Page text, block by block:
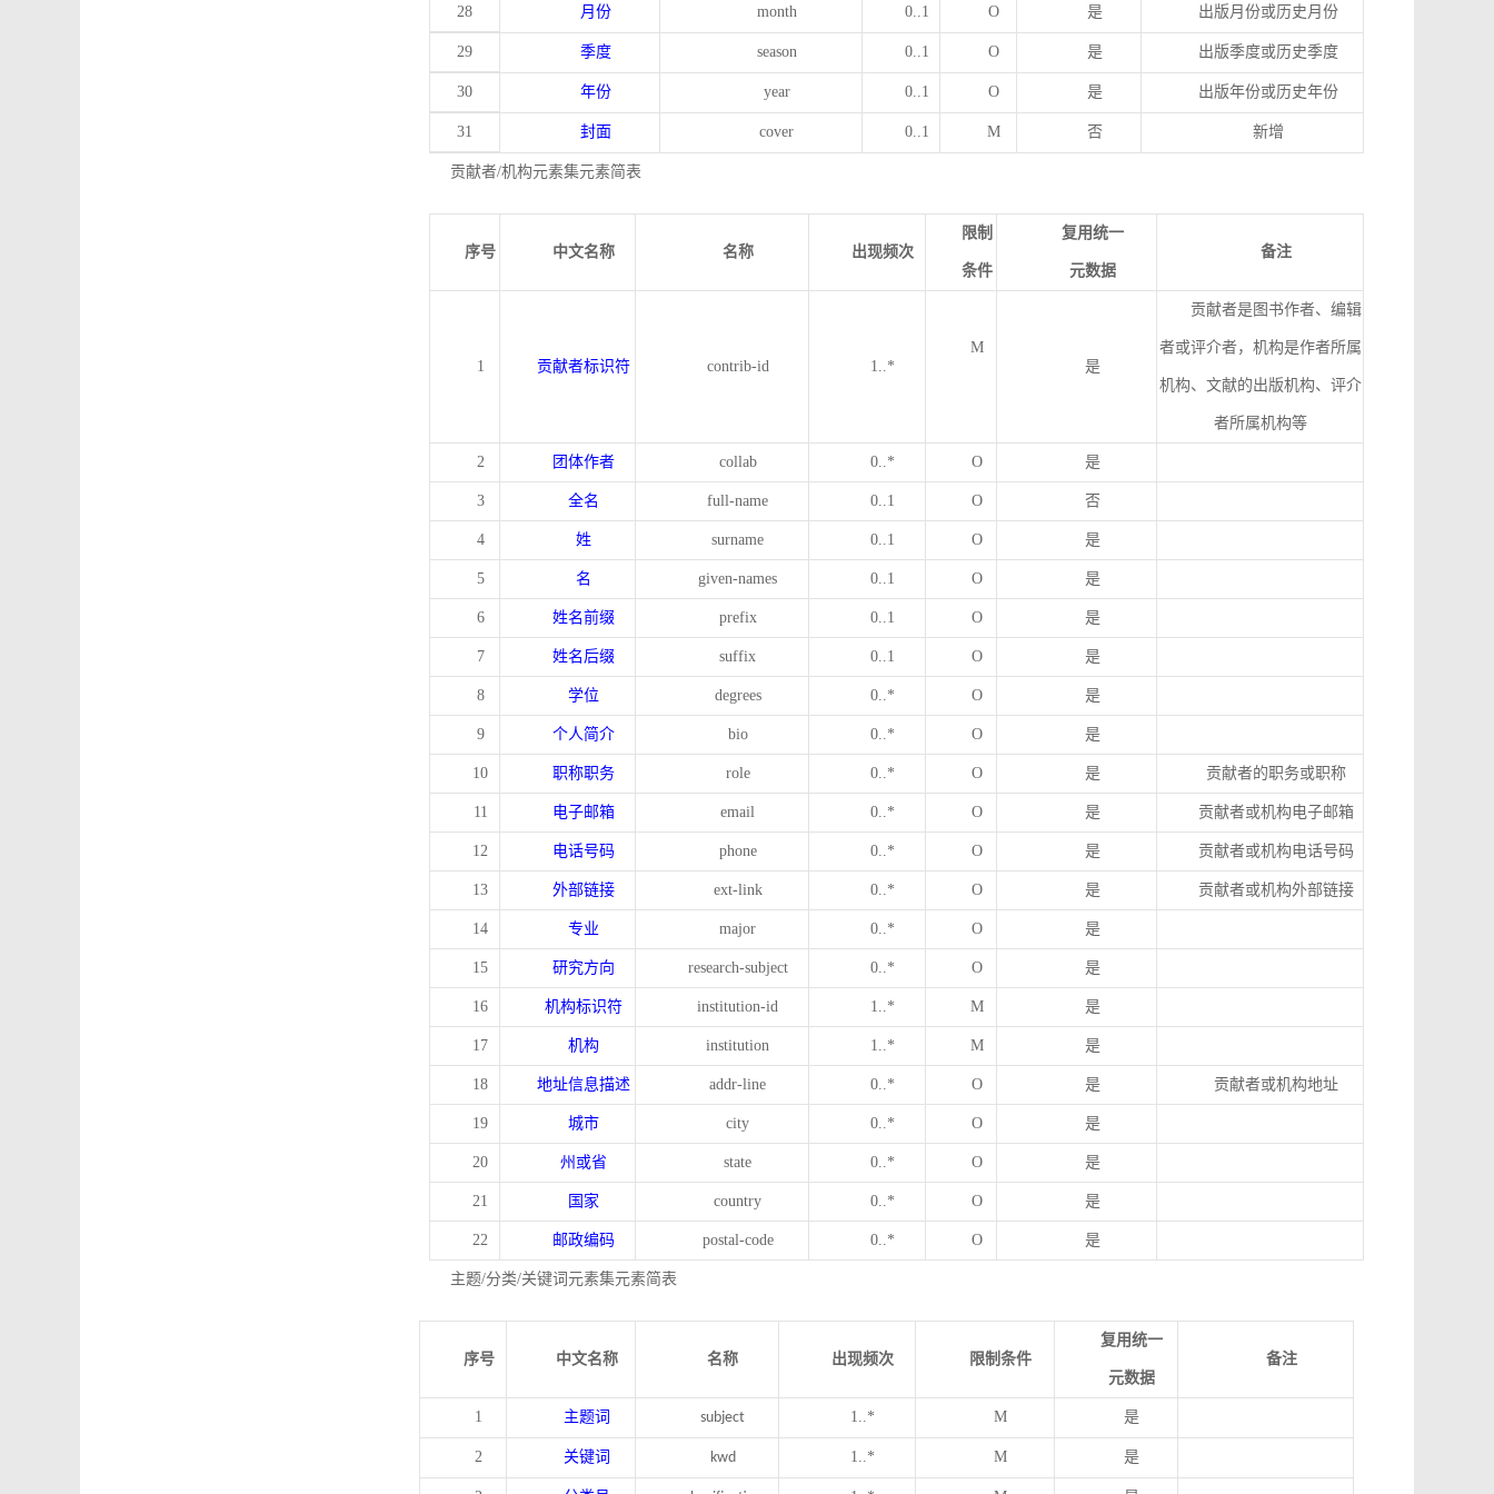
28 月份 month 0..1 O 是 出版月份或历史月份
29 季度 season 0..1 O 是 出版季度或历史季度
30 年份 year 0..1 O 是 出版年份或历史年份
31 封面 cover 0..1 M 否 新增
贡献者/机构元素集元素简表
序号 中文名称 名称 出现频次
限制
条件
复用统一
元数据
备注
1 贡献者标识符 contrib-id 1..*
M
是
贡献者是图书作者、编辑
者或评介者，机构是作者所属
机构、文献的出版机构、评介
者所属机构等
2 团体作者 collab 0..* O 是
3 全名 full-name 0..1 O 否
4 姓 surname 0..1 O 是
5 名 given-names 0..1 O 是
6 姓名前缀 prefix 0..1 O 是
7 姓名后缀 suffix 0..1 O 是
8 学位 degrees 0..* O 是
9 个人简介 bio 0..* O 是
10 职称职务 role 0..* O 是 贡献者的职务或职称
11 电子邮箱 email 0..* O 是 贡献者或机构电子邮箱
12 电话号码 phone 0..* O 是 贡献者或机构电话号码
13 外部链接 ext-link 0..* O 是 贡献者或机构外部链接
14 专业 major 0..* O 是
15 研究方向 research-subject 0..* O 是
16 机构标识符 institution-id 1..* M 是
17 机构 institution 1..* M 是
18 地址信息描述 addr-line 0..* O 是 贡献者或机构地址
19 城市 city 0..* O 是
20 州或省 state 0..* O 是
21 国家 country 0..* O 是
22 邮政编码 postal-code 0..* O 是
主题/分类/关键词元素集元素简表
序号 中文名称 名称 出现频次 限制条件
复用统一
元数据
备注
1 主题词 subject 1..* M 是
2 关键词 kwd 1..* M 是